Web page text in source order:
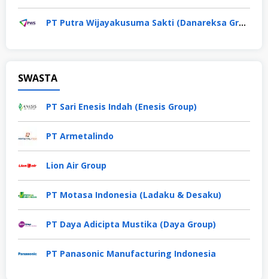
PT Putra Wijayakusuma Sakti (Danareksa Group)
SWASTA
PT Sari Enesis Indah (Enesis Group)
PT Armetalindo
Lion Air Group
PT Motasa Indonesia (Ladaku & Desaku)
PT Daya Adicipta Mustika (Daya Group)
PT Panasonic Manufacturing Indonesia